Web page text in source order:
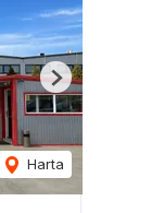
Harta
Next